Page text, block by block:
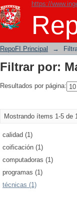
https://
Filtrar por:
RepoFI Principal →
Filtrar por:
Resultados por página:
Mostrando ítems 1-5 de
calidad (1)
coificación (1)
computadoras (1)
programas (1)
técnicas (1)